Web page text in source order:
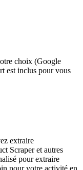
choix (Google
est inclus pour vous
extraire
Scraperet autres
pour extraire
pour votre activité en